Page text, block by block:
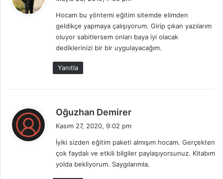
i
k
i
:
Hocam bu yöntemi eğitim sitemde elimden
geldikçe yapmaya çalışıyorum. Girip çıkan yazılarım
oluyor sabitlersem onları baya iyi olacak
dediklerinizi bir bir uygulayacağım.
Yanıtla
Oğuzhan Demirer
k
i
Kasım 27, 2020, 9:02 pm
İyiki sizden eğitim paketi almışım hocam. Gerçekten
çok faydalı ve etkili bilgiler paylaşıyorsunuz. Kitabım
yolda bekliyorum. Saygılarımla.